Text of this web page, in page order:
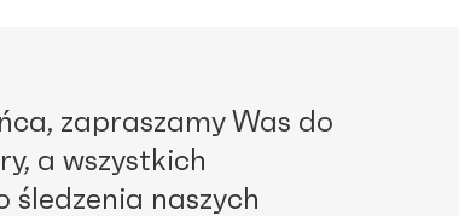
zapraszamy Was do
a wszystkich
śledzenia naszych